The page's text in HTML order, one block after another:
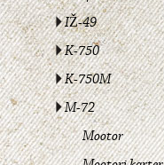
IŽ-49
K-750
K-750M
M-72
Mootor